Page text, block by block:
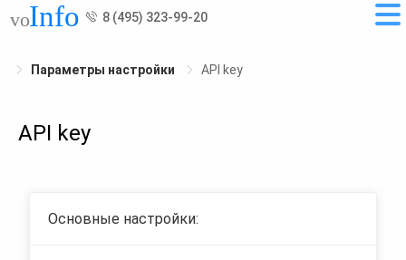
8 (495) 323-99-20
Параметры настройки API key
API key
Основные настройки: